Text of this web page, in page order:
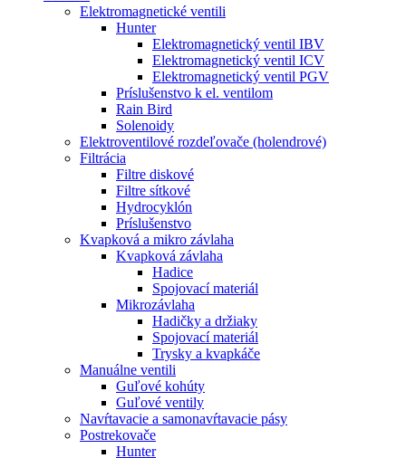
Elektromagnetické ventili
Hunter
Elektromagnetický ventil IBV
Elektromagnetický ventil ICV
Elektromagnetický ventil PGV
Príslušenstvo k el. ventilom
Rain Bird
Solenoidy
Elektroventilové rozdeľovače (holendrové)
Filtrácia
Filtre diskové
Filtre sítkové
Hydrocyklón
Príslušenstvo
Kvapková a mikro závlaha​
Kvapková závlaha
Hadice
Spojovací materiál
Mikrozávlaha
Hadičky a držiaky
Spojovací materiál
Trysky a kvapkáče
Manuálne ventili
Guľové kohúty
Guľové ventily
Navŕtavacie a samonavŕtavacie pásy
Postrekovače
Hunter